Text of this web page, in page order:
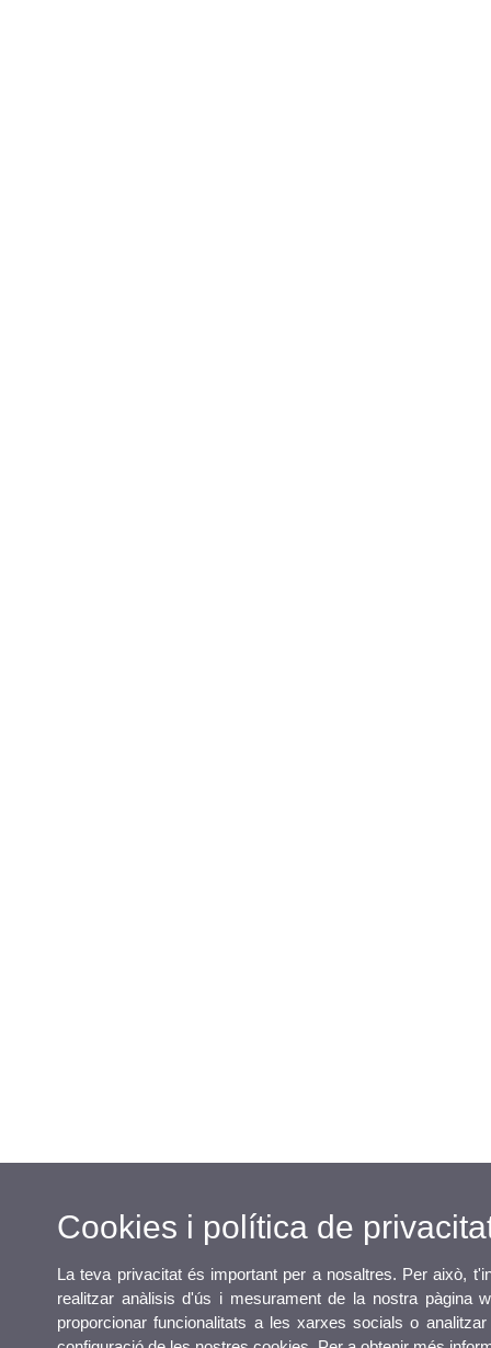
Cookies i política de
La teva privacitat és important per a nosaltres. Per això,
realitzar anàlisis d'ús i mesurament de la nostra pàgina
proporcionar funcionalitats a les xarxes socials o